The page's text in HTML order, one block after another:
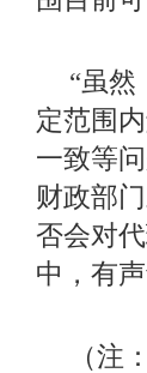
“虽然
定范围
一致等
财政部
否会对
中，有
（注